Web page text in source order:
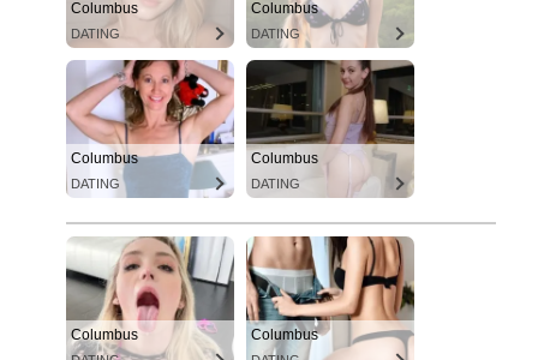
Columbus
DATING
Columbus
DATING
Columbus
DATING
Columbus
DATING
Columbus Columbus